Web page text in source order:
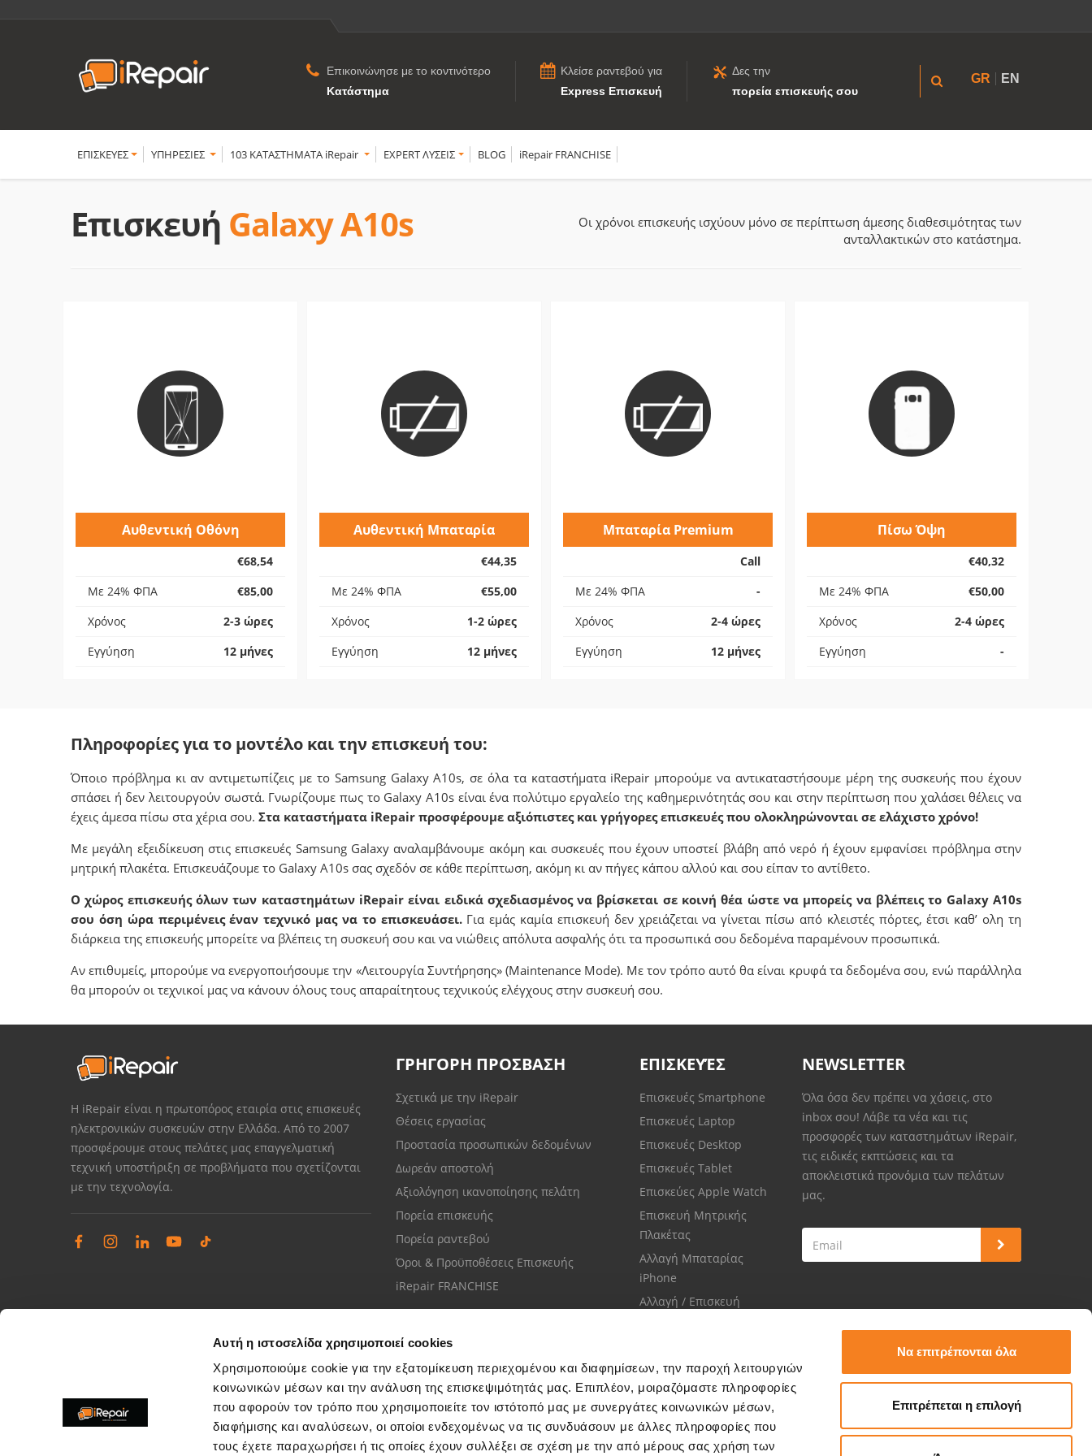
Αυτή η ιστοσελίδα χρησιμοποιεί cookies
Χρησιμοποιούμε cookie για την εξατομίκευση περιεχομένου και διαφημίσεων, την παροχή λειτουργιών
κοινωνικών μέσων και την ανάλυση της επισκεψιμότητάς μας. Επιπλέον, μοιραζόμαστε πληροφορίες
που αφορούν τον τρόπο που χρησιμοποιείτε τον ιστότοπό μας με συνεργάτες κοινωνικών μέσων,
διαφήμισης και αναλύσεων, οι οποίοι ενδεχομένως να τις συνδυάσουν με άλλες πληροφορίες που
τους έχετε παραχωρήσει ή τις οποίες έχουν συλλέξει σε σχέση με την από μέρους σας χρήση των
Να επιτρέπονται όλα
Επιτρέπεται η επιλογή
Επικοινώνησε με το κοντινότερο
Κατάστημα
Κλείσε ραντεβού για
Express Επισκευή
Δες την
πορεία επισκευής σου
GR EN
ΕΠΙΣΚΕΥΕΣ YΠΗΡΕΣΙΕΣ 103 ΚΑΤΑΣΤΗΜΑΤΑ iRepair EXPERT ΛΥΣΕΙΣ BLOG iRepair FRANCHISE
Επισκευή Galaxy A10s
Οι χρόνοι επισκευής ισχύουν μόνο σε περίπτωση άμεσης διαθεσιμότητας των
ανταλλακτικών στο κατάστημα.
Αυθεντική Οθόνη
€68,54
Με 24% ΦΠΑ
€85,00
Χρόνος
2-3 ώρες
Εγγύηση
12 μήνες
Αυθεντική Μπαταρία
€44,35
Με 24% ΦΠΑ
€55,00
Χρόνος
1-2 ώρες
Εγγύηση
12 μήνες
Μπαταρία Premium
Call
Με 24% ΦΠΑ
-
Χρόνος
2-4 ώρες
Εγγύηση
12 μήνες
Πίσω Όψη
€40,32
Με 24% ΦΠΑ
€50,00
Χρόνος
2-4 ώρες
Εγγύηση
-
Πληροφορίες για το μοντέλο και την επισκευή του:
Όποιο πρόβλημα κι αν αντιμετωπίζεις με το Samsung Galaxy Α10s, σε όλα τα καταστήματα iRepair μπορούμε να αντικαταστήσουμε μέρη της συσκευής που έχουν
σπάσει ή δεν λειτουργούν σωστά. Γνωρίζουμε πως το Galaxy Α10s είναι ένα πολύτιμο εργαλείο της καθημερινότητάς σου και στην περίπτωση που χαλάσει θέλεις να
έχεις άμεσα πίσω στα χέρια σου. Στα καταστήματα iRepair προσφέρουμε αξιόπιστες και γρήγορες επισκευές που ολοκληρώνονται σε ελάχιστο χρόνο!
Με μεγάλη εξειδίκευση στις επισκευές Samsung Galaxy αναλαμβάνουμε ακόμη και συσκευές που έχουν υποστεί βλάβη από νερό ή έχουν εμφανίσει πρόβλημα στην
μητρική πλακέτα. Επισκευάζουμε το Galaxy Α10s σας σχεδόν σε κάθε περίπτωση, ακόμη κι αν πήγες κάπου αλλού και σου είπαν το αντίθετο.
Ο χώρος επισκευής όλων των καταστημάτων iRepair είναι ειδικά σχεδιασμένος να βρίσκεται σε κοινή θέα ώστε να μπορείς να βλέπεις το Galaxy Α10s
σου όση ώρα περιμένεις έναν τεχνικό μας να το επισκευάσει. Για εμάς καμία επισκευή δεν χρειάζεται να γίνεται πίσω από κλειστές πόρτες, έτσι καθ’ ολη τη
διάρκεια της επισκευής μπορείτε να βλέπεις τη συσκευή σου και να νιώθεις απόλυτα ασφαλής ότι τα προσωπικά σου δεδομένα παραμένουν προσωπικά.
Αν επιθυμείς, μπορούμε να ενεργοποιήσουμε την «Λειτουργία Συντήρησης» (Maintenance Mode). Με τον τρόπο αυτό θα είναι κρυφά τα δεδομένα σου, ενώ παράλληλα
θα μπορούν οι τεχνικοί μας να κάνουν όλους τους απαραίτητους τεχνικούς ελέγχους στην συσκευή σου.
Η iRepair είναι η πρωτοπόρος εταιρία στις επισκευές
ηλεκτρονικών συσκευών στην Ελλάδα. Από το 2007
προσφέρουμε στους πελάτες μας επαγγελματική
τεχνική υποστήριξη σε προβλήματα που σχετίζονται
με την τεχνολογία.
ΓΡΗΓΟΡΗ ΠΡΟΣΒΑΣΗ
Σχετικά με την iRepair
Θέσεις εργασίας
Προστασία προσωπικών δεδομένων
Δωρεάν αποστολή
Αξιολόγηση ικανοποίησης πελάτη
Πορεία επισκευής
Πορεία ραντεβού
Όροι & Προϋποθέσεις Επισκευής
iRepair FRANCHISE
ΕΠΙΣΚΕΥΈΣ
Επισκευές Smartphone
Επισκευές Laptop
Επισκευές Desktop
Επισκευές Tablet
Επισκεύες Apple Watch
Επισκευή Μητρικής
Πλακέτας
Αλλαγή Μπαταρίας
iPhone
Αλλαγή / Επισκευή
NEWSLETTER
Όλα όσα δεν πρέπει να χάσεις, στο
inbox σου! Λάβε τα νέα και τις
προσφορές των καταστημάτων iRepair,
τις ειδικές εκπτώσεις και τα
αποκλειστικά προνόμια των πελάτων
μας.
Διαχείριση παραπόνων
Επίλυση θεμάτων εξυπηρέτησης καταστημάτων
Εξυπηρέτηση πελατών
Μίλησε με το πιο κοντινό σου κατάστημα